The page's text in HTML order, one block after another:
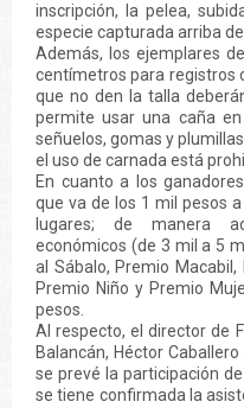
inscripción, la pelea,
especie capturada arriba
Además, los ejemplares
centímetros para registros
que no den la talla
permite usar una caña
señuelos, gomas y
el uso de carnada está
En cuanto a los
que va de los 1 mil pesos
lugares; de manera
económicos (de 3 mil a 5
al Sábalo, Premio
Premio Niño y Premio
pesos.
Al respecto, el director de
Balancán, Héctor
se prevé la participación
se tiene confirmada la